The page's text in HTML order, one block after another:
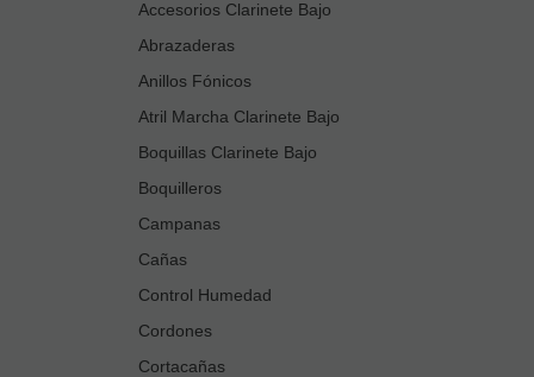
Accesorios Clarinete Bajo
Abrazaderas
Anillos Fónicos
Atril Marcha Clarinete Bajo
Boquillas Clarinete Bajo
Boquilleros
Campanas
Cañas
Control Humedad
Cordones
Cortacañas